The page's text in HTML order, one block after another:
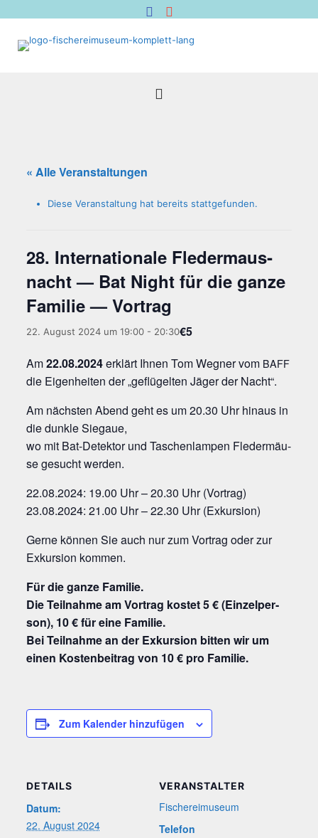
« Alle Veranstaltungen
Diese Veranstaltung hat bereits stattgefunden.
28. Inter­na­tio­na­le Fle­der­maus­
nacht — Bat Night für die gan­ze
Fami­lie — Vortrag
22. August 2024 um 19:00- 20:30€5
Am22.08.2024erklärt Ihnen Tom Wegner vom BAFF
die Eigen­hei­ten der „geflügelten Jäger der Nacht“.
Am nächs­ten Abend geht es um 20.30 Uhr hin­aus in
die dunk­le Siegaue,
wo mit Bat-Detek­tor und Taschen­lam­pen Fle­der­mäu­
se gesucht werden.
22.08.2024: 19.00 Uhr – 20.30 Uhr (Vor­trag)
23.08.2024: 21.00 Uhr – 22.30 Uhr (Exkur­si­on)
Ger­ne kön­nen Sie auch nur zum Vor­trag oder zur
Exkur­si­on kommen.
Für die gan­ze Familie.
Die Teil­nah­me am Vor­trag kos­tet 5 € (Ein­zel­per­
son), 10 € für eine Familie.
Bei Teil­nah­me an der Exkur­si­on bit­ten wir um
einen Kos­ten­bei­trag von 10 € pro Familie.
Zum Kalender hinzufügen
DETAILS
Datum:
22. August 2024
VERANSTALTER
Fische­rei­mu­se­um
Telefon